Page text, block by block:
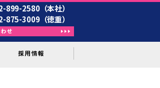
899-2580（本社）
875-3009（徳重）